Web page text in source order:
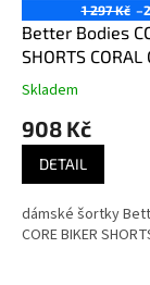
1 297 Kč
Better Bodies
SHORTS CORAL
šortky Better
Skladem
908 Kč
DETAIL
dámské šortky
CORE BIKER